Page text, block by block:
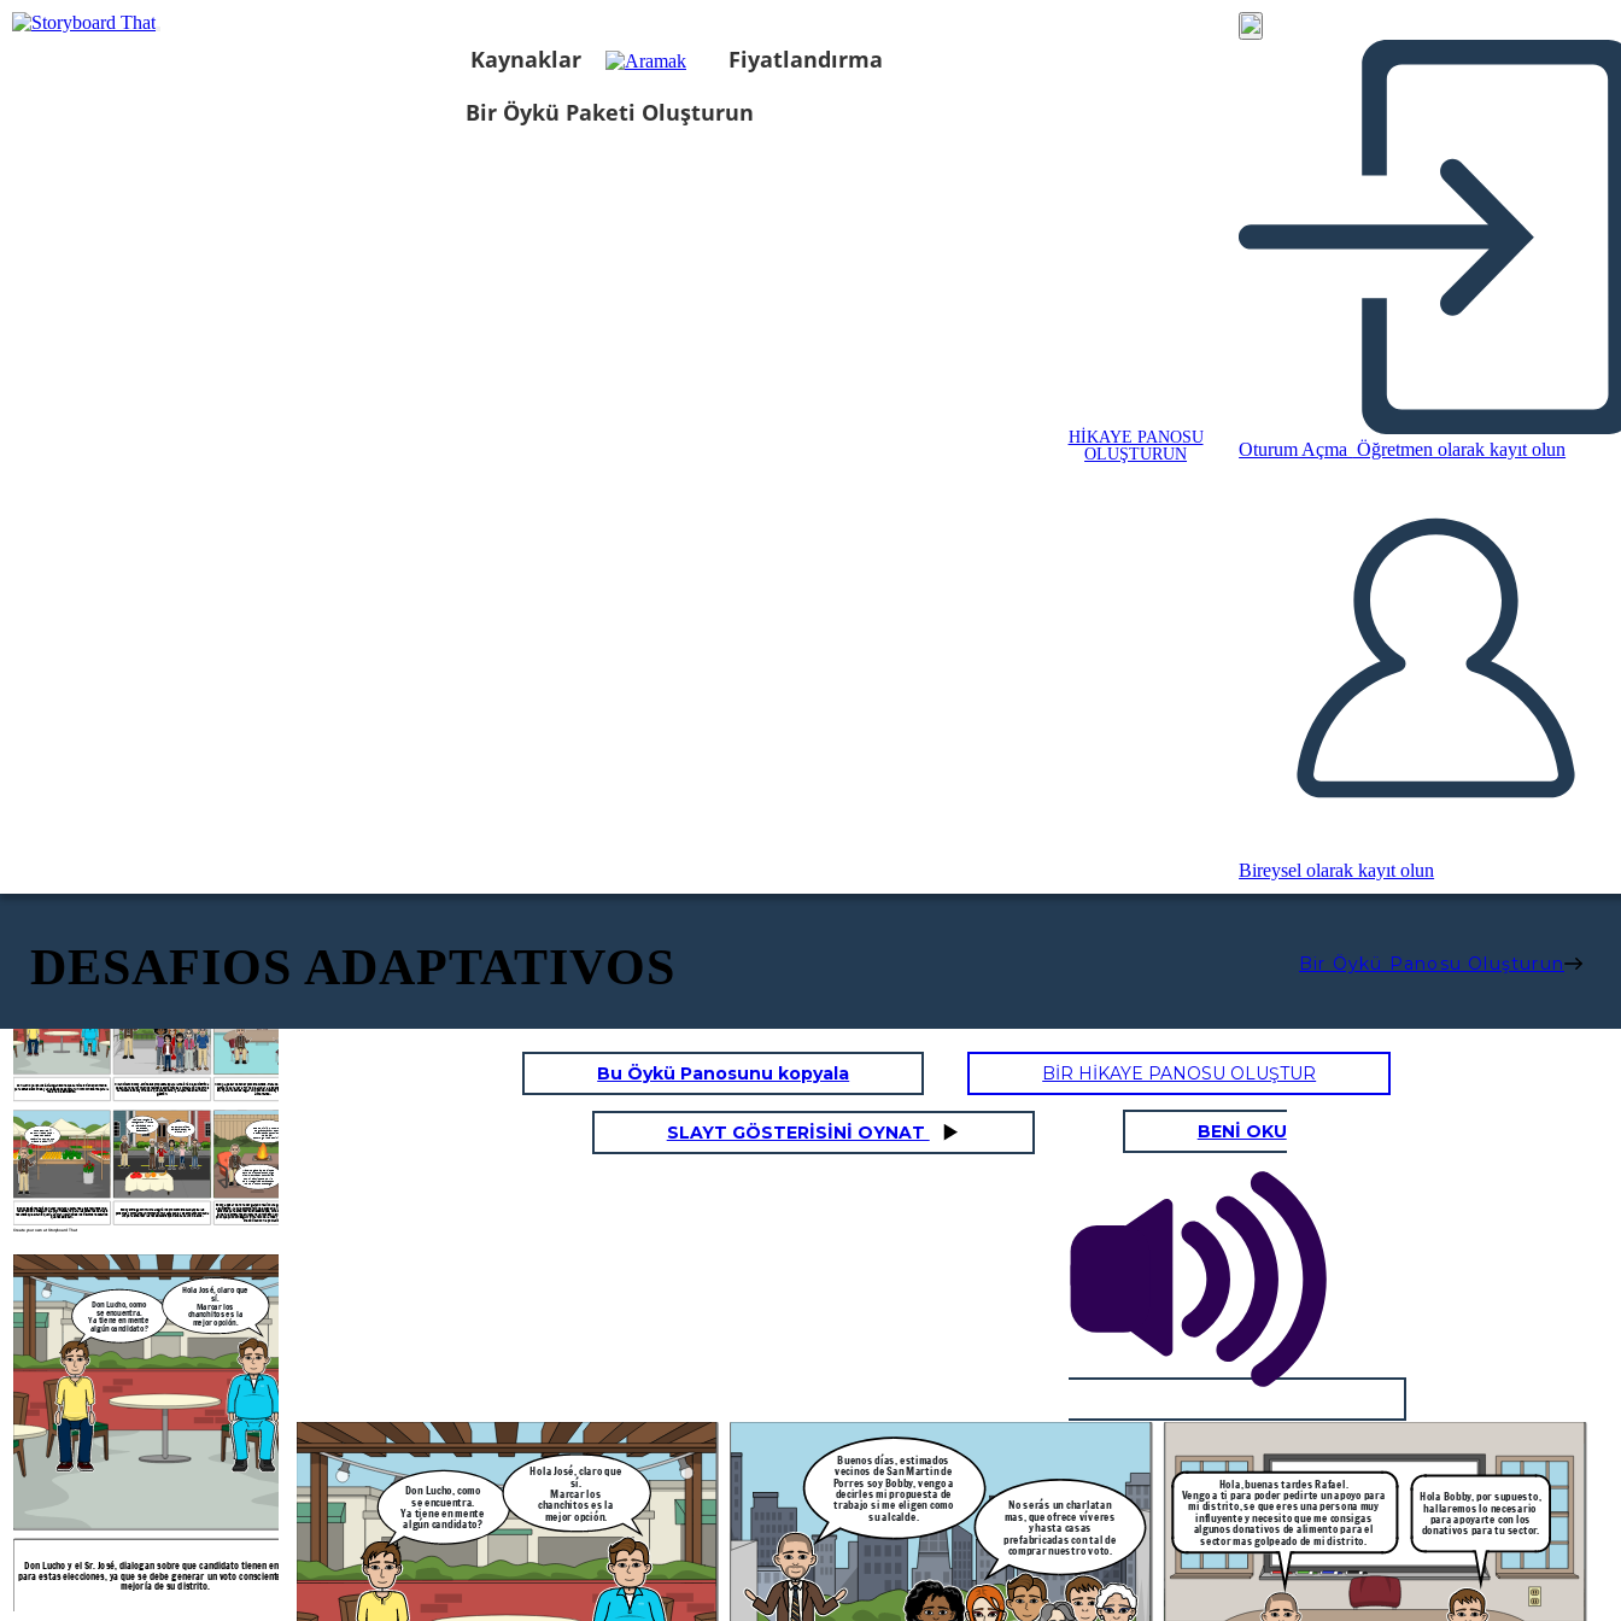
Kaynaklar
Fiyatlandırma
Bir Öykü Paketi Oluşturun
HIKAYE PANOSU
OLUŞTURUN
Oturum Açma Öğretmen olarak kayıt olun
Bireysel olarak kayıt olun
DESAFIOS ADAPTATIVOS Bir Öykü Panosu Oluşturun
Create your own at Storyboard That
Don Lucho y el Sr. José, dialogan sobre que candidato tienen en mente
para estas elecciones, ya que se debe generar un voto consciente para la
mejoría de su distrito.
El candidato Bobby, emite sus propuestas para la mejoría de su distrito a
pesar de no tener muchos recursos económicos a comparación de otros
candidatos, Bobby ofrece lo que puede tener y adaptarse en su futura
gestión.
Bobby, a pesar de tener pocos recursos, trata de pedir apoyo a su jefe de
campaña para ver la forma de ayudar a las personas mas afectadas de
SMP para hacerles llegar un poco de víveres y tengan de donde poder
alimentarse.
Bobby se siente feliz de haber logrado adaptarse a sus recursos y de
haber podido conseguir el apoyo necesario para las personas de bajos
recursos que el tanto quería apoyar, llevándoles los insumos necesarios
que necesitaban.
Bobby entrega con mucha alegría los productos recaudados a las
personas y comparte un momento muy agradable y es empáticocon cada
uno para entender las necesidades que tiene cada uno de ellos.
Bobby a pesar de no haber ganado realizo una gran acción en contribuir
a su distrito, ya que comprendió y se puso en el lugar de cada uno de las
personas para entender sus necesidades, conecto emocionalmente con
ellos, fue constante en lograr su propósito y en poder adaptarse en lo
poco que pudo conseguir, lo manejo de la mejor manera y así creando la
credibilidad con la población.
Lo LOGRAMOS!!!
OBTUVIMOS FRUTAS Y
VERDURAS para
repartirlo con los que
mas necesitan!!!!!!!
Mamá, no gane las elecciones
pero me siento bien conmigo
mismo, por haber contribuido
con mi distrito que me vio
crecer y seguiré apoyando con
lo poco o mucho que tenga.
de gran corazón y sobre
todo empático con quien lo
necesita.
Estoy orgullosa de ti hijo.
Vecinos, vengan a
recoger sus víveres,
hay para cada uno y
se puedan
abastecer!!.
Bobby cumplió su
palabra, Bobby es
diferente!!
Don Lucho y el Sr. José, dialogan sobre que candidato tienen en mente
para estas elecciones, ya que se debe generar un voto consciente para la
mejoría de su distrito.
El candidato Bobby, emite sus propuestas para la mejoría de su distrito a
pesar de no tener muchos recursos económicos a comparación de otros
candidatos, Bobby ofrece lo que puede tener y adaptarse en su futura
Bobby, a pesar de tener pocos recursos, trata de pedir apoyo a su jefe de
campaña para ver la forma de ayudar a las personas mas afectadas de
SMP para hacerles llegar un poco de víveres y tengan de donde poder
alimentarse.
Don Lucho, como
se encuentra.
Ya tiene en mente
algún candidato?
Hola José, claro que
sí.
Marcar los
chanchitos es la
mejor opción.
Bu Öykü Panosunu kopyala BİR HİKAYE PANOSU OLUŞTUR
SLAYT GÖSTERİSİNİ OYNAT BENİ OKU
Don Lucho, como
se encuentra.
Ya tiene en mente
algún candidato?
Hola José, claro que
sí.
Marcar los
chanchitos es la
mejor opción.
Buenos días, estimados
vecinos de San Martin de
Porres soy Bobby, vengo a
decirles mi propuesta de
trabajo si me eligen como
su alcalde.
No serás un charlatan
mas, que ofrece víveres
y hasta casas
prefabricadas con tal de
comprar nuestro voto.
Hola, buenas tardes Rafael.
Vengo a ti para poder pedirte un apoyo para
mi distrito, se que eres una persona muy
influyente y necesito que me consigas
algunos donativos de alimento para el
sector mas golpeado de mi distrito.
Hola Bobby, por supuesto,
hallaremos lo necesario
para apoyarte con los
donativos para tu sector.